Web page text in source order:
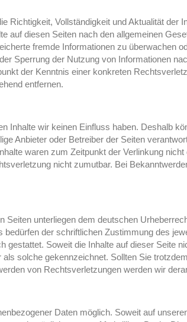
Richtigkeit, Vollständigkeit und Aktualität der
auf diesen Seiten nach den allgemeinen
fremde Informationen zu überwachen
Sperrung der Nutzung von Informationen
der Kenntnis einer konkreten
entfernen.
Inhalte wir keinen Einfluss haben. Deshalb
Anbieter oder Betreiber der Seiten
waren zum Zeitpunkt der Verlinkung
nicht zumutbar. Bei
unterliegen dem deutschen
der schriftlichen Zustimmung des
Soweit die Inhalte auf dieser Seite
solche gekennzeichnet. Sollten Sie
von Rechtsverletzungen werden wir
Daten möglich. Soweit auf